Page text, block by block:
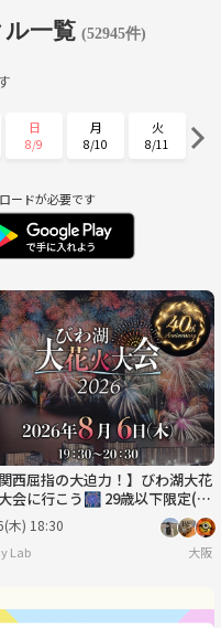
一覧 (52945件)
日
8/9
月
8/10
火
8/11
8/15 8/16
金
8/21
土
8/22
8/27 8/28 8/29
水
9/2
木
9/3
金
9/4
ードが必要です
関西屈指の大迫力！】びわ湖大花
に行こう🎆 29歳以下限定(一
く)
木) 18:30
Lab 大阪